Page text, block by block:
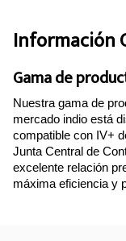
Información
Gama de
Nuestra gama de
mercado indio está
compatible con IV+
Junta Central de
excelente relación
máxima eficiencia y